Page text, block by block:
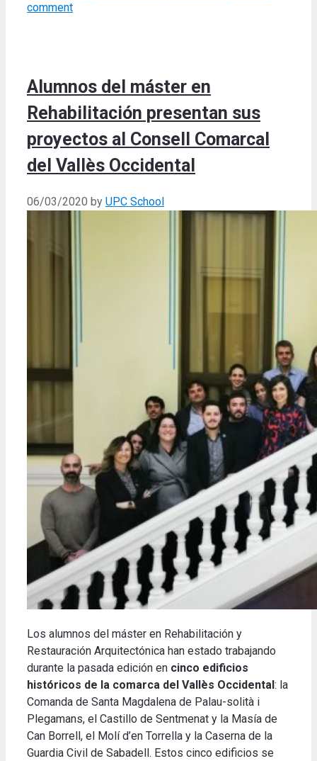
comment
Alumnos del máster en
Rehabilitación presentan sus
proyectos al Consell Comarcal
del Vallès Occidental
06/03/2020 by UPC School
Los alumnos del máster en Rehabilitación y
Restauración Arquitectónica han estado trabajando
durante la pasada edición en cinco edificios
históricos de la comarca del Vallès Occidental: la
Comanda de Santa Magdalena de Palau-solità i
Plegamans, el Castillo de Sentmenat y la Masía de
Can Borrell, el Molí d’en Torrella y la Caserna de la
Guardia Civil de Sabadell. Estos cinco edificios se